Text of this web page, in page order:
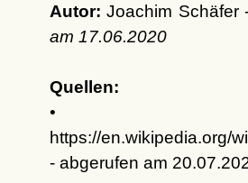
Autor: Joachim Schäfer
am 17.06.2020
Quellen:
•
https://en.wikipedia.org/
- abgerufen am